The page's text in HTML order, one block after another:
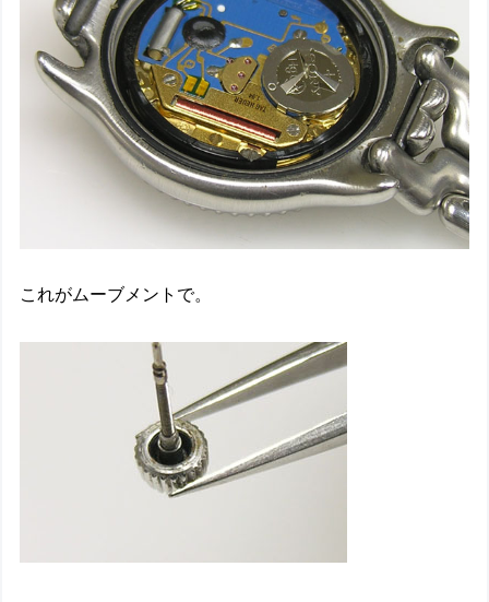
これがムーブメントで。